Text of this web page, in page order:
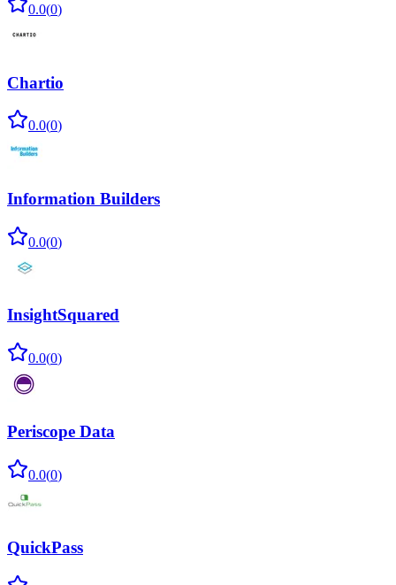
0.0(0)
Chartio
0.0(0)
Information Builders
0.0(0)
InsightSquared
0.0(0)
Periscope Data
0.0(0)
QuickPass